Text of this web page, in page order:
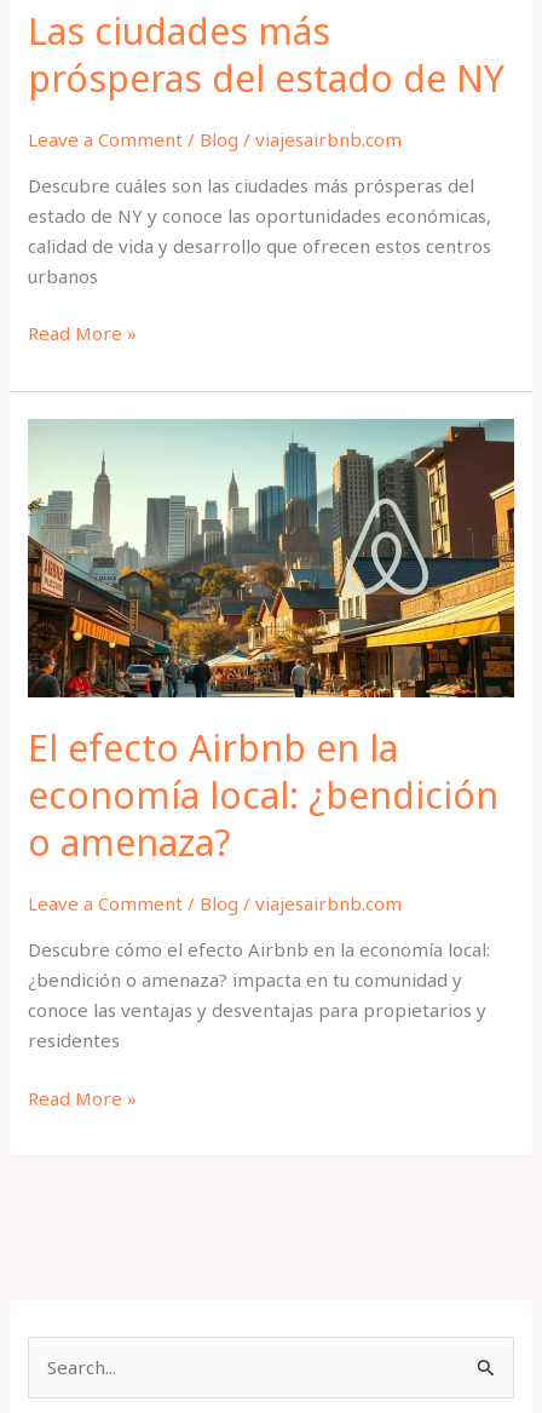
Las ciudades más
prósperas del estado de NY
Leave a Comment / Blog /viajesairbnb.com
Descubre cuáles son las ciudades más prósperas del
estado de NY y conoce las oportunidades económicas,
calidad de vida y desarrollo que ofrecen estos centros
urbanos
Read More »
El efecto Airbnb en la
economía local: ¿bendición
o amenaza?
Leave a Comment / Blog /viajesairbnb.com
Descubre cómo el efecto Airbnb en la economía local:
¿bendición o amenaza? impacta en tu comunidad y
conoce las ventajas y desventajas para propietarios y
residentes
Airbnb
en
la
economía
local:
¿bendición
o
amenaza?
Read More »